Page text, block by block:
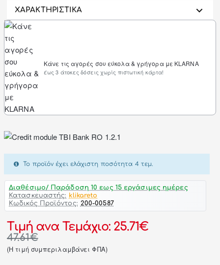
ΧΑΡΑΚΤΗΡΙΣΤΙΚΑ
Κάνε τις αγορές σου εύκολα & γρήγορα με KLARNA
έως 3 άτοκες δόσεις χωρίς πιστωτική κάρτα!
Διαθέσιμο/ Παράδοση 10 εως 15 εργάσιμες ημέρες
Κατασκευαστής: klikareto
Κωδικός Προϊόντος: 200-00587
Τιμή ανα Τεμάχιο: 25.71€
47.61€
(H τιμή συμπεριλαμβάνει ΦΠΑ)
Το προϊόν έχει ελάχιστη ποσότητα 4 τεμ.